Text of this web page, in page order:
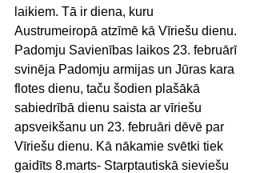
laikiem. Tā ir diena, kuru
Austrumeiropā atzīmē kā Vīriešu dienu.
Padomju Savienības laikos 23. februārī
svinēja Padomju armijas un Jūras kara
flotes dienu, taču šodien plašākā
sabiedrībā dienu saista ar vīriešu
apsveikšanu un 23. februāri dēvē par
Vīriešu dienu. Kā nākamie svētki tiek
gaidīts 8.marts- Starptautiskā sieviešu